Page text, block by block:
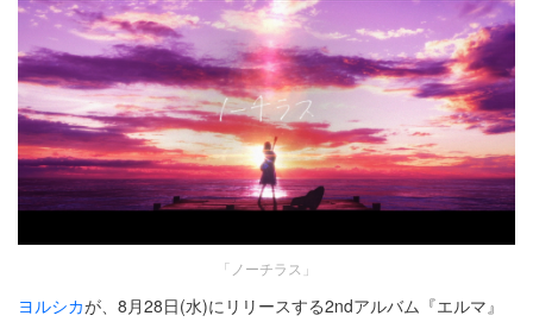
「ノーチラス」
ヨルシカが、8月28日(水)にリリースする2ndアルバム『エルマ』